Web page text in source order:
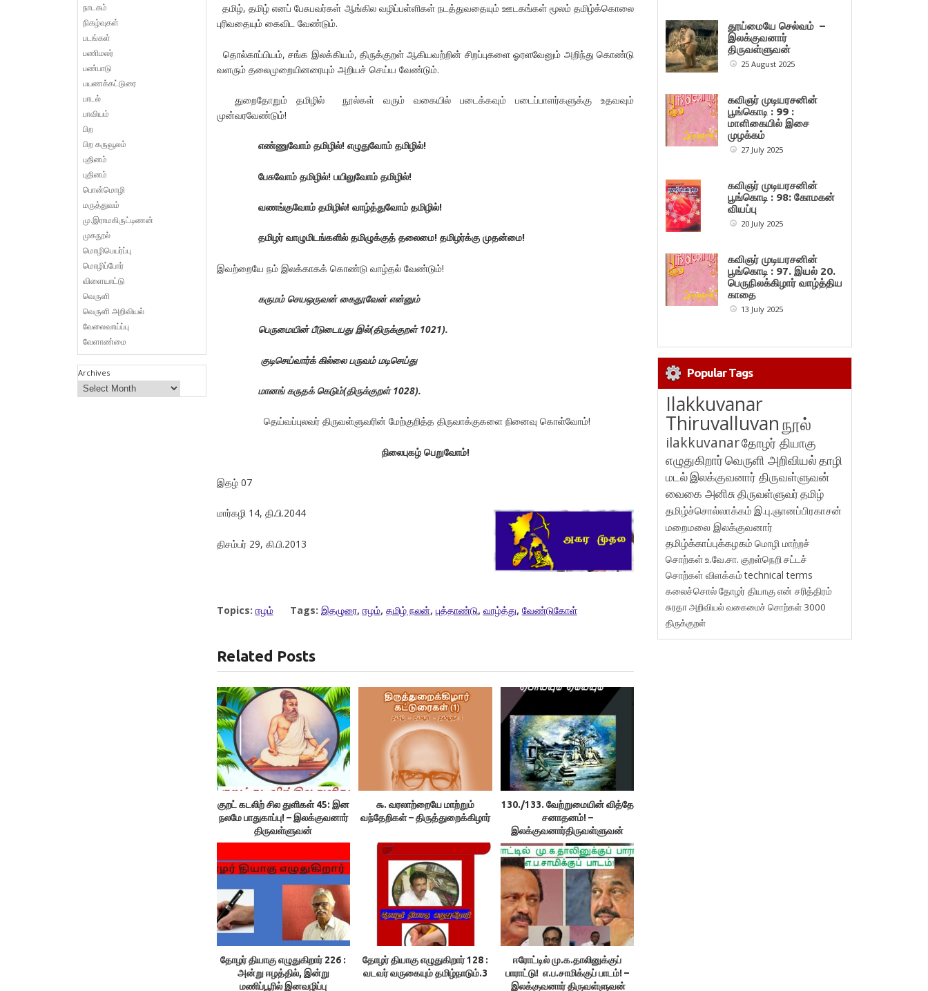
தமிழ், தமிழ் எனப் பேசுபவர்கள் ஆங்கில வழிப்பள்ளிகள் நடத்துவதையும் ஊடகங்கள் மூலம் தமிழ்க்கொலை
புரிவதையும் கைவிட வேண்டும்.
தொல்காப்பியம், சங்க இலக்கியம், திருக்குறள் ஆகியவற்றின் சிறப்புகளை ஓரளவேனும் அறிந்து கொண்டு
வளரும் தலைமுறையினரையும் அறியச் செய்ய வேண்டும்.
துறைதோறும் தமிழில் நூல்கள் வரும் வகையில் படைக்கவும் படைப்பாளர்களுக்கு உதவவும்
முன்வரவேண்டும்!
எண்ணுவோம் தமிழில்! எழுதுவோம் தமிழில்!
பேசுவோம் தமிழில்! பயிலுவோம் தமிழில்!
வணங்குவோம் தமிழில்! வாழ்த்துவோம் தமிழில்!
தமிழர் வாழுமிடங்களில் தமிழுக்குத் தலைமை! தமிழர்க்கு முதன்மை!
இவற்றையே நம் இலக்காகக் கொண்டு வாழ்தல் வேண்டும்!
கருமம் செயஒருவன் கைதூவேன் என்னும்
பெருமையின் பீடுடையது இல்(திருக்குறள் 1021).
குடிசெய்வார்க் கில்லை பருவம் மடிசெய்து
மானங் கருதக் கெடும்(திருக்குறள் 1028).
தெய்வப்புலவர் திருவள்ளுவரின் மேற்குறித்த திருவாக்குகளை நினைவு கொள்வோம்!
நிலைபுகழ் பெறுவோம்!
இதழ் 07
மார்கழி 14, தி.பி.2044
திசம்பர் 29, கி.பி.2013
Topics: ஈழம் Tags: இதழுரை, ஈழம், தமிழ் நலன், புத்தாண்டு, வாழ்த்து, வேண்டுகோள்
Related Posts
குறட் கடலிற் சில துளிகள் 45: இன
நலமே பாதுகாப்பு! – இலக்குவனார்
திருவள்ளுவன்
௯. வரலாற்றையே மாற்றும்
வந்தேறிகள் – திருத்துறைக்கிழார்
130./133. வேற்றுமையின் வித்தே
சனாதனம்! –
இலக்குவனார்திருவள்ளுவன்
தோழர் தியாகு எழுதுகிறார் 226 :
அன்று ஈழத்தில், இன்று
மணிப்பூரில் இனவழிப்பு
தோழர் தியாகு எழுதுகிறார் 128 :
வடவர் வருகையும் தமிழ்நாடும்.3
ஈரோட்டில் மு.க.தாலினுக்குப்
பாராட்டு! எ.ப.சாமிக்குப் பாடம்! –
இலக்குவனார் திருவள்ளுவன்
நாடகம்
நிகழ்வுகள்
படங்கள்
பணிமலர்
பண்பாடு
பயணக்கட்டுரை
பாடல்
பாவியம்
பிற
பிற கருவூலம்
புதினம்
புதினம்
பொன்மொழி
மருத்துவம்
மு.இராமகிருட்டிணன்
முகநூல்
மொழிபெயர்ப்பு
மொழிப்போர்
விளையாட்டு
வெருளி
வெருளி அறிவியல்
வேலைவாய்ப்பு
வேளாண்மை
Archives
தூய்மையே செல்வம் –
இலக்குவனார்
திருவள்ளுவன்
25 August 2025
கவிஞர் முடியரசனின்
பூங்கொடி : 99 :
மாளிகையில் இசை
முழக்கம்
27 July 2025
கவிஞர் முடியரசனின்
பூங்கொடி : 98: கோமகன்
வியப்பு
20 July 2025
கவிஞர் முடியரசனின்
பூங்கொடி : 97. இயல் 20.
பெருநிலக்கிழார் வாழ்த்திய
காதை
13 July 2025
Popular Tags
Ilakkuvanar
Thiruvalluvanநூல்
ilakkuvanarதோழர் தியாகு
எழுதுகிறார்வெருளி அறிவியல்தாழி
மடல்இலக்குவனார் திருவள்ளுவன்
வைகை அனிசுதிருவள்ளுவர்தமிழ்
தமிழ்ச்சொல்லாக்கம் இ.பு.ஞானப்பிரகாசன்
மறைமலை இலக்குவனார்
தமிழ்க்காப்புக்கழகம் மொழி மாற்றச்
சொற்கள்உ.வே.சா. குறள்நெறி சட்டச்
சொற்கள் விளக்கம்technical terms
கலைச்சொல்தோழர் தியாகுஎன் சரித்திரம்
சுரதாஅறிவியல் வகைமைச் சொற்கள் 3000
திருக்குறள்